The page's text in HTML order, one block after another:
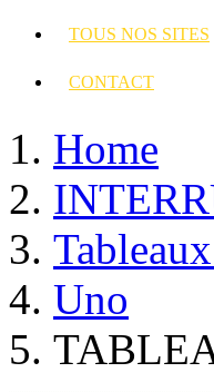
TOUS NOS SITES
CONTACT
Home
Uno